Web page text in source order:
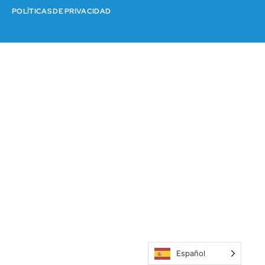
POLÍTICAS DE PRIVACIDAD
Español